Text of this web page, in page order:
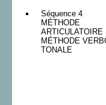
Séquence 4
MÉTHODE
ARTICULATOIRE
MÉTHODE
TONALE